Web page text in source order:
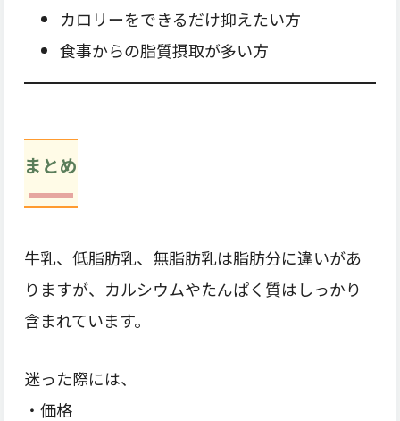
カロリーをできるだけ抑えたい方
食事からの脂質摂取が多い方
まとめ
牛乳、低脂肪乳、無脂肪乳は脂肪分に違いがあ
りますが、カルシウムやたんぱく質はしっかり
含まれています。
迷った際には、
・価格